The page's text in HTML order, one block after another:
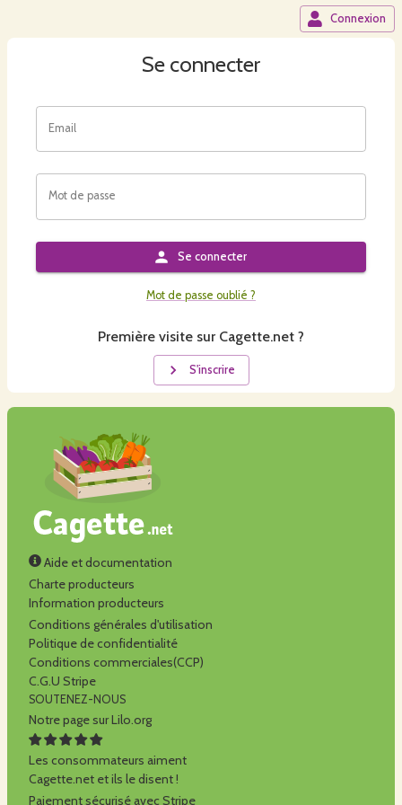
Connexion
Se connecter
Email
Mot de passe
Se connecter
Mot de passe oublié ?
Première visite sur Cagette.net ?
S'inscrire
Aide et documentation
Charte producteurs
Information producteurs
Conditions générales d'utilisation
Politique de confidentialité
Conditions commerciales(CCP)
C.G.U Stripe
SOUTENEZ-NOUS
Notre page sur Lilo.org
Les consommateurs aiment
Cagette.net et ils le disent !
Paiement sécurisé avec Stripe